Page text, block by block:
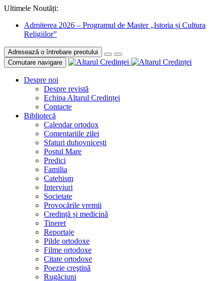
Ultimele Noutăți:
Admiterea 2026 – Programul de Master „Istoria și Cultura
Religiilor”
Adresează o întrebare preotului
Comutare navigare
Despre noi
Despre revistă
Echipa Altarul Credinței
Contacte
Bibliotecă
Calendar ortodox
Comentariile zilei
Sfaturi duhovnicești
Postul Mare
Predici
Familia
Catehism
Interviuri
Societate
Provocările vremii
Credință și medicină
Tineret
Reportaje
Pilde ortodoxe
Filme ortodoxe
Citate ortodoxe
Poezie creştină
Rugăciuni